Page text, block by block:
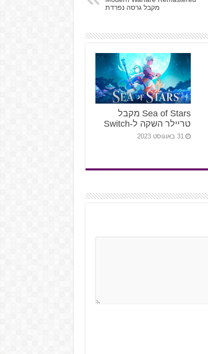
מקבל גרסה נפרדת
Sea of Stars מקבל
טריילר השקה ל-Switch
31 באוגוסט 2023